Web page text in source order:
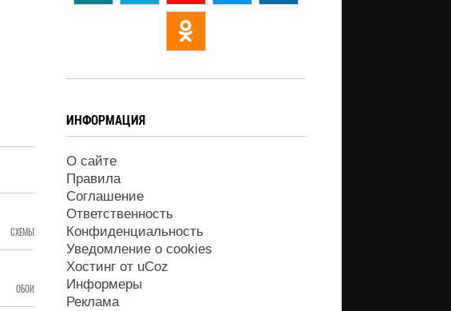
СХЕМЫ
ОБОИ
ИНФОРМАЦИЯ
О сайте
Правила
Соглашение
Ответственность
Конфиденциальность
Уведомление о cookies
Хостинг от uCoz
Информеры
Реклама